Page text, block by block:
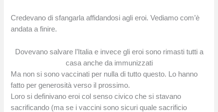
Credevano di sfangarla affidandosi agli eroi. Vediamo com’è
andata a finire.
Dovevano salvare l’Italia e invece gli eroi sono rimasti tutti a
casa anche da immunizzati
Ma non si sono vaccinati per nulla di tutto questo. Lo hanno
fatto per generosità verso il prossimo.
Loro si definivano eroi col senso civico che si stavano
sacrificando (ma se i vaccini sono sicuri quale sacrificio